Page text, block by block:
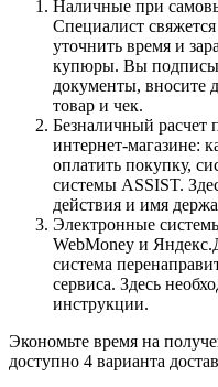
Наличные при
Специалист
уточнить время и
купюры. Вы
документы, вносите
товар и чек.
Безналичный расчет
интернет-магазине:
оплатить покупку,
системы ASSIST.
действия и имя
Электронные
WebMoney и
система
сервиса. Здесь
инструкции.
Экономьте время на
доступно 4 варианта